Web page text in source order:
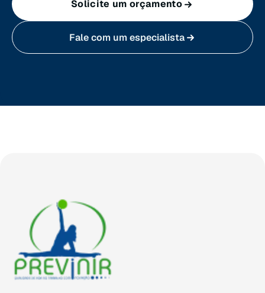
Sergipe (SE)
Tocantins (TO)
Solicite um orçamento
Fale com um especialista